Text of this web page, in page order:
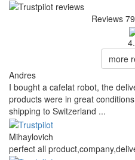
Reviews 79
more
Andres
I bought a cafelat robot, the
products were in great
shipping to Switzerland ...
Mihaylovich
perfect all